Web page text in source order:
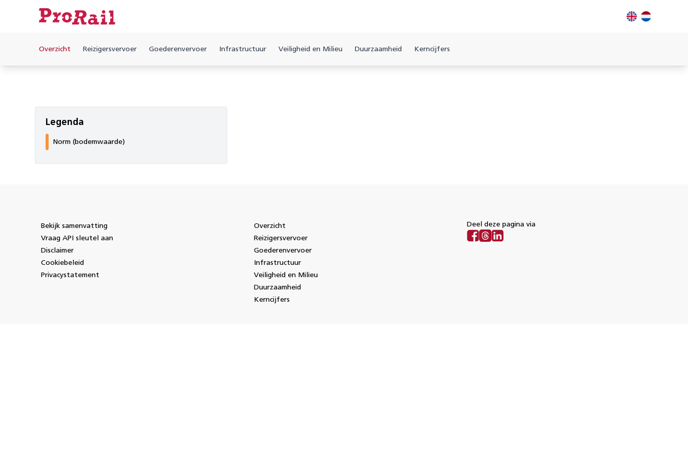
Overzicht Reizigersvervoer Goederenvervoer Infrastructuur Veiligheid en Milieu Duurzaamheid Kerncijfers
Legenda
Norm (bodemwaarde)
Bekijk samenvatting
Vraag API sleutel aan
Disclaimer
Cookiebeleid
Privacystatement
Overzicht
Reizigersvervoer
Goederenvervoer
Infrastructuur
Veiligheid en Milieu
Duurzaamheid
Kerncijfers
Deel deze pagina via